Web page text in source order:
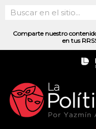
contenido
Search
Comparte nuestro
en tus